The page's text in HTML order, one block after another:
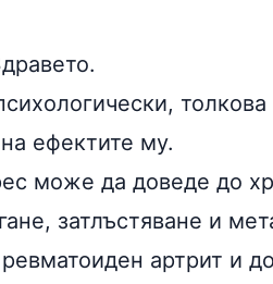
ефектите му.
може да доведе до
затлъстяване и
артрит и